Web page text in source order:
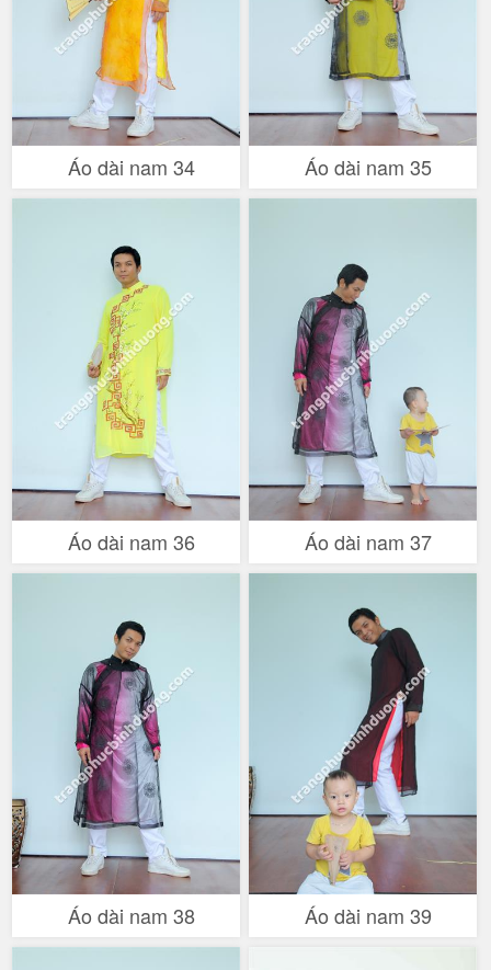
Áo dài nam 34 Áo dài nam 35
Áo dài nam 36 Áo dài nam 37
Áo dài nam 38 Áo dài nam 39